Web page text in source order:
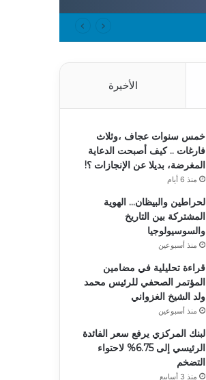
الأخيرة
خمس سنوات عجاف ،وثلاث
فارغات .. كيف أصبحت الدعاية
المغرضة، بديلا عن الإنجازات ؟!
منذ 6 أيام
لحراطين والبيظان… الهوية
المشتركة بين التاريخ
والسوسيولوجيا
منذ أسبوعين
قراءة تحليلية في مضامين
المؤتمر الصحفي للرئيس محمد
ولد الشيخ الغزواني
منذ أسبوعين
لبنك المركزي يرفع سعر الفائدة
الرئيسي إلى 6.75% لاحتواء
التضخم
منذ 3 أسابيع